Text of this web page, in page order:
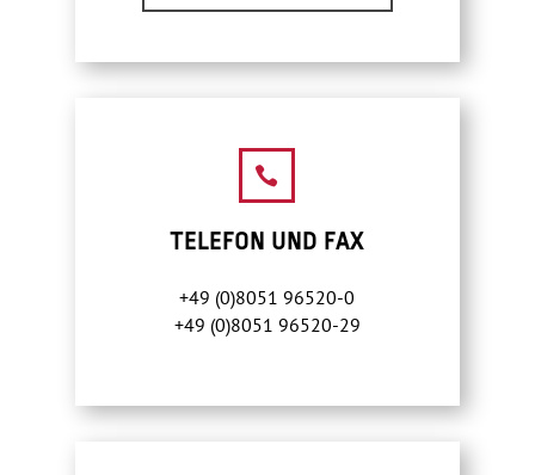

TELEFON UND FAX
+49 (0)8051 96520-0
+49 (0)8051 96520-29